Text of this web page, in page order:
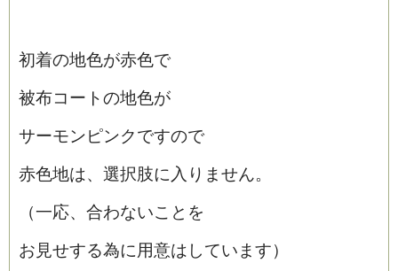
初着の地色が赤色で
被布コートの地色が
サーモンピンクですので
赤色地は、選択肢に入りません。
（一応、合わないことを
お見せする為に用意はしています）